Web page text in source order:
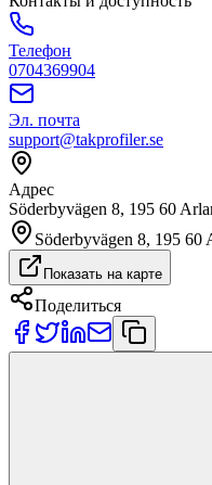
Телефон
0704369904
Эл. почта
support@takprofiler.se
Адрес
Söderbyvägen 8, 195 60
Söderbyvägen 8, 195 60
Показать на карте
Поделиться